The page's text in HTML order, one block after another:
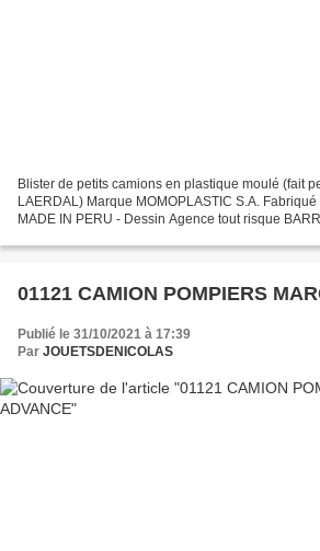
Blister de petits camions en plastique moulé (fait
LAERDAL) Marque MOMOPLASTIC S.A.
MADE IN PERU - Dessin Agence tout risque
01121 CAMION POMPIERS
Publié le 31/10/2021 à 17:39
Par JOUETSDENICOLAS